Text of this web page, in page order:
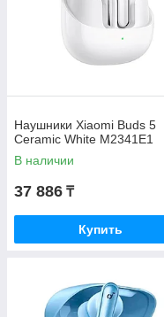
Наушники Xiaomi Buds 5
Ceramic White M2341E1
В наличии
37 886 ₸
Купить